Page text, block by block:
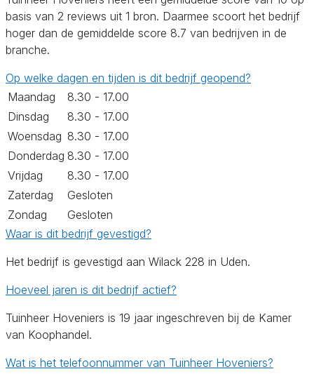
basis van 2 reviews uit 1 bron. Daarmee scoort het bedrijf
hoger dan de gemiddelde score 8.7 van bedrijven in de
branche.
Op welke dagen en tijden is dit bedrijf geopend?
Maandag
8.30 - 17.00
Dinsdag
8.30 - 17.00
Woensdag 8.30 - 17.00
Donderdag 8.30 - 17.00
Vrijdag
8.30 - 17.00
Zaterdag
Gesloten
Zondag
Gesloten
Waar is dit bedrijf gevestigd?
Het bedrijf is gevestigd aan Wilack 228 in Uden.
Hoeveel jaren is dit bedrijf actief?
Tuinheer Hoveniers is 19 jaar ingeschreven bij de Kamer
van Koophandel.
Wat is het telefoonnummer van Tuinheer Hoveniers?